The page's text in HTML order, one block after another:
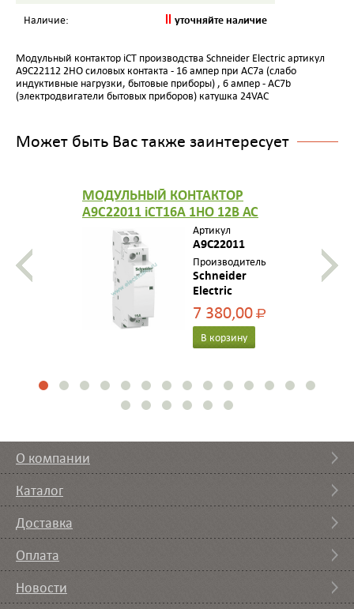
Наличие: уточняйте наличие
Модульный контактор iCT производства Schneider Electric артикул
A9C22112 2НО силовых контакта - 16 ампер при AC7a (слабо
индуктивные нагрузки, бытовые приборы) , 6 ампер - AC7b
(электродвигатели бытовых приборов) катушка 24VAC
Может быть Вас также заинтересует
МОДУЛЬНЫЙ КОНТАКТОР
A9C22011 iCT16A 1НО 12В АС
Артикул
A9C22011
Производитель
Schneider
Electric
7 380,00Р
В корзину
О компании
Каталог
Доставка
Оплата
Новости